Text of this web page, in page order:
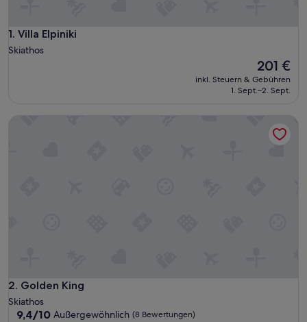
1. Villa Elpiniki
Villa Elpiniki
Skiathos
Der
Preis
beträgt
201 €
inkl. Steuern & Gebühren
1. Sept.–2. Sept.
2. Golden King
Golden King
Skiathos
9.4
9,4/10 Außergewöhnlich (8 Bewertungen)